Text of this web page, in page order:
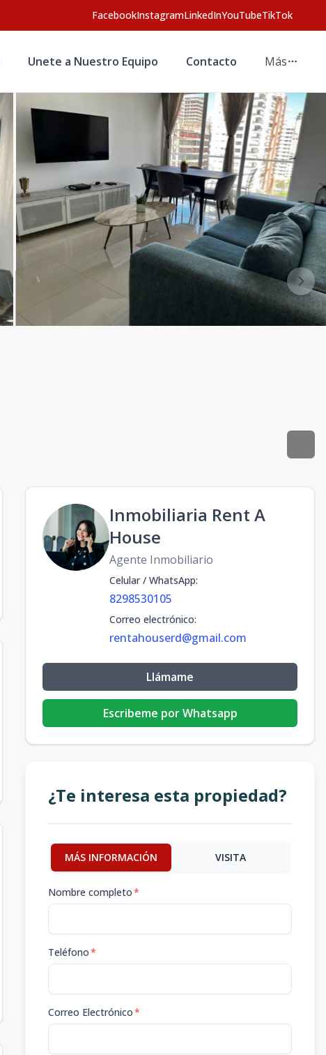
FacebookInstagramLinkedInYouTubeTikTok
Unete a Nuestro Equipo Contacto Más
Inmobiliaria Rent A
House
Agente Inmobiliario
Celular / WhatsApp:
8298530105
Correo electrónico:
rentahouserd@gmail.com
Llámame
Escribeme por Whatsapp
¿Te interesa esta propiedad?
MÁS INFORMACIÓN VISITA
Nombre completo*
Teléfono*
Correo Electrónico*